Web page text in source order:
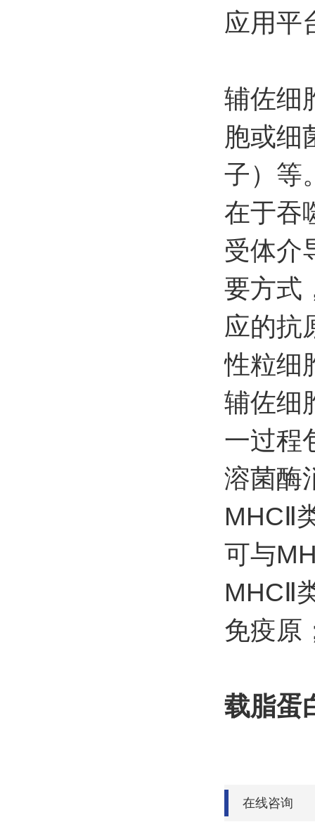
应用平
辅佐细
胞或细
子）等
在于吞
受体介
要方式
应的抗
性粒细
辅佐细
一过程
溶菌酶
MHCⅡ
可与
MHCⅡ
免疫原
载脂蛋
在线咨询